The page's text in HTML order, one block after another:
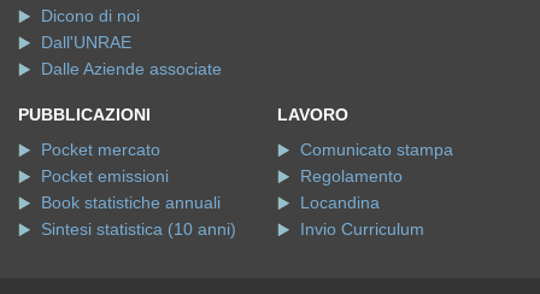
Dicono di noi
Dall'UNRAE
Dalle Aziende associate
PUBBLICAZIONI
Pocket mercato
Pocket emissioni
Book statistiche annuali
Sintesi statistica (10 anni)
LAVORO
Comunicato stampa
Regolamento
Locandina
Invio Curriculum